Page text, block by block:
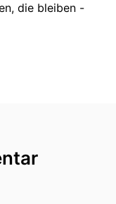
die bleiben -